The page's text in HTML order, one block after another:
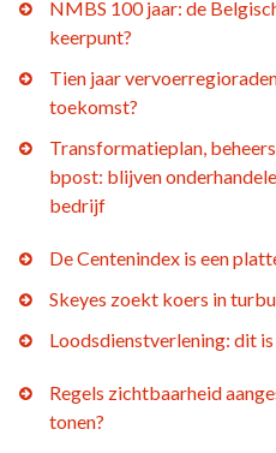
NMBS 100 jaar: de
keerpunt?
Tien jaar
toekomst?
Transformatieplan,
bpost: blijven
bedrijf
De Centenindex is een
Skeyes zoekt koers in
Loodsdienstverlening: dit
Regels zichtbaarheid
tonen?